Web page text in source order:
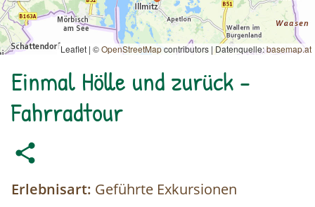
Leaflet | ©OpenStreetMapcontributors |Datenquelle:basemap.at
Einmal Hölle und zurück -
Fahrradtour
Erlebnisart: Geführte Exkursionen